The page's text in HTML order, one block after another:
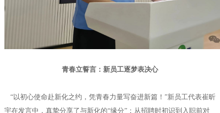
青春立誓言：新员工逐梦表决心
“以初心使命赴新化之约，凭青春力量写奋进新篇！”新员工代表崔昕
宇在发言中，真挚分享了与新化的“缘分”：从招聘时初识到入职前对